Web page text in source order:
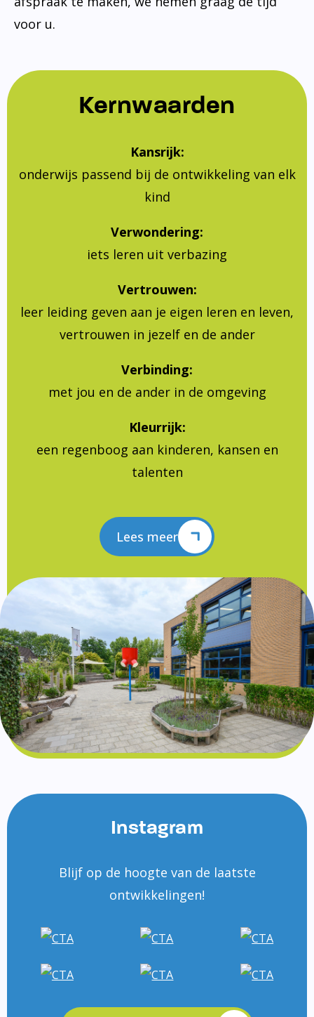
voor u.
Kernwaarden
Kansrijk:
onderwijs passend bij de ontwikkeling van elk
kind
Verwondering:
iets leren uit verbazing
Vertrouwen:
leer leiding geven aan je eigen leren en leven,
vertrouwen in jezelf en de ander
Verbinding:
met jou en de ander in de omgeving
Kleurrijk:
een regenboog aan kinderen, kansen en
talenten
Lees meer
Instagram
Blijf op de hoogte van de laatste
ontwikkelingen!